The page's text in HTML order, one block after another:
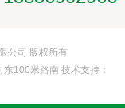
公司 版权所有
100米路南 技术支持：